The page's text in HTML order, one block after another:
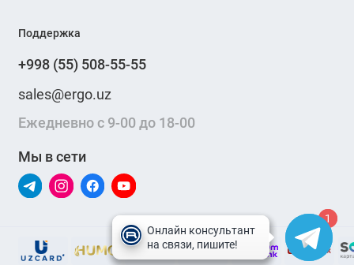
Поддержка
+998 (55) 508-55-55
sales@ergo.uz
Ежедневно с 9-00 до 18-00
Мы в сети
1
1